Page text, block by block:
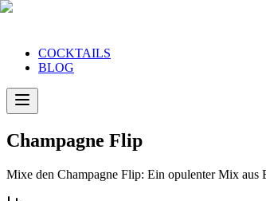
COCKTAILS
BLOG
Champagne Flip
Mixe den Champagne Flip: Ein opulenter Mix aus